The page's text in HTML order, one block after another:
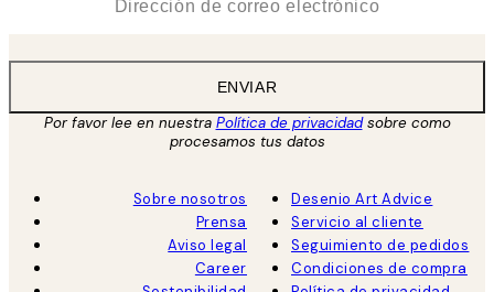
ENVIAR
Por favor lee en nuestra Política de privacidadsobre como
procesamos tus datos
Sobre nosotros
Prensa
Aviso legal
Career
Desenio Art Advice
Servicio al cliente
Seguimiento de pedidos
Condiciones de compra